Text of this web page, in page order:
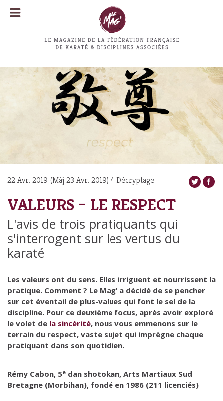
22 Avr. 2019 (Màj 23 Avr. 2019) Décryptage
VALEURS – LE RESPECT
L'avis de trois pratiquants qui
s'interrogent sur les vertus du
karaté
Les valeurs ont du sens. Elles irriguent et nourrissent la
pratique. Comment ? Le Mag’ a décidé de se pencher
sur cet éventail de plus-values qui font le sel de la
discipline. Pour ce deuxième focus, après avoir exploré
le volet de la sincérité, nous vous emmenons sur le
terrain du respect, vaste sujet qui imprègne chaque
pratiquant dans son quotidien.
Rémy Cabon, 5e dan shotokan, Arts Martiaux Sud
Bretagne (Morbihan), fondé en 1986 (211 licenciés)